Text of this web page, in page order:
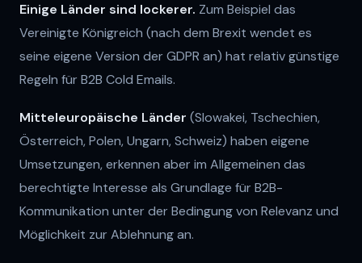
Einige Länder sind lockerer. Zum Beispiel das
Vereinigte Königreich (nach dem Brexit wendet es
seine eigene Version der GDPR an) hat relativ günstige
Regeln für B2B Cold Emails.
Mitteleuropäische Länder (Slowakei, Tschechien,
Österreich, Polen, Ungarn, Schweiz) haben eigene
Umsetzungen, erkennen aber im Allgemeinen das
berechtigte Interesse als Grundlage für B2B-
Kommunikation unter der Bedingung von Relevanz und
Möglichkeit zur Ablehnung an.